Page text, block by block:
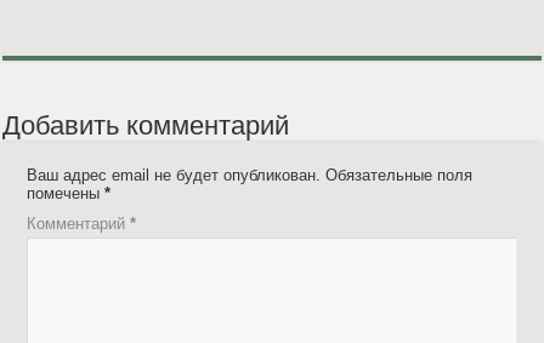
Добавить комментарий
Ваш адрес email не будет опубликован. Обязательные поля
помечены*
Комментарий*